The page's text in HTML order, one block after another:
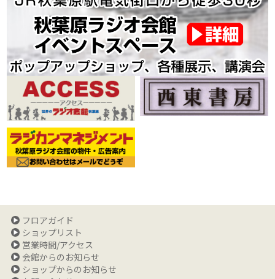
フロアガイド
ショップリスト
営業時間/アクセス
会館からのお知らせ
ショップからのお知らせ